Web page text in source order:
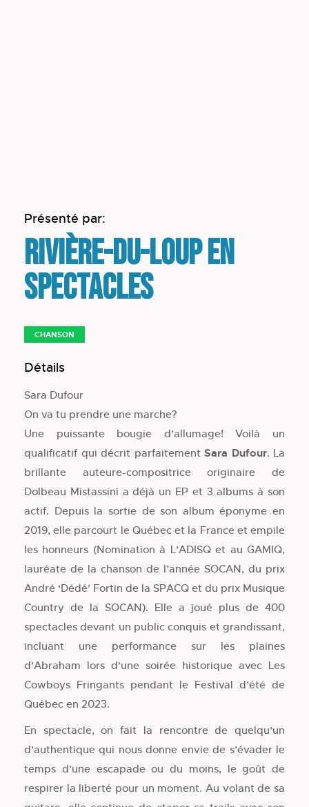
Présenté par:
Rivière-du-Loup en
spectacles
CHANSON
Détails
Sara Dufour
On va tu prendre une marche?
Une puissante bougie d’allumage! Voilà un
qualificatif qui décrit parfaitement Sara Dufour. La
brillante auteure-compositrice originaire de
Dolbeau Mistassini a déjà un EP et 3 albums à son
actif. Depuis la sortie de son album éponyme en
2019, elle parcourt le Québec et la France et empile
les honneurs (Nomination à L’ADISQ et au GAMIQ,
lauréate de la chanson de l’année SOCAN, du prix
André ‘Dédé’ Fortin de la SPACQ et du prix Musique
Country de la SOCAN). Elle a joué plus de 400
spectacles devant un public conquis et grandissant,
incluant une performance sur les plaines
d’Abraham lors d’une soirée historique avec Les
Cowboys Fringants pendant le Festival d’été de
Québec en 2023.
En spectacle, on fait la rencontre de quelqu’un
d’authentique qui nous donne envie de s’évader le
temps d’une escapade ou du moins, le goût de
respirer la liberté pour un moment. Au volant de sa